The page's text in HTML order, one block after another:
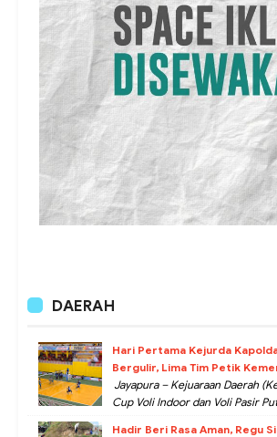
DAERAH
Hari Pertama Kejurda
Bergulir, Lima Tim Petik
Jayapura – Kejuaraan Daerah
Cup Voli Indoor dan Voli Pasir
Hadir Beri Rasa Aman, Regu